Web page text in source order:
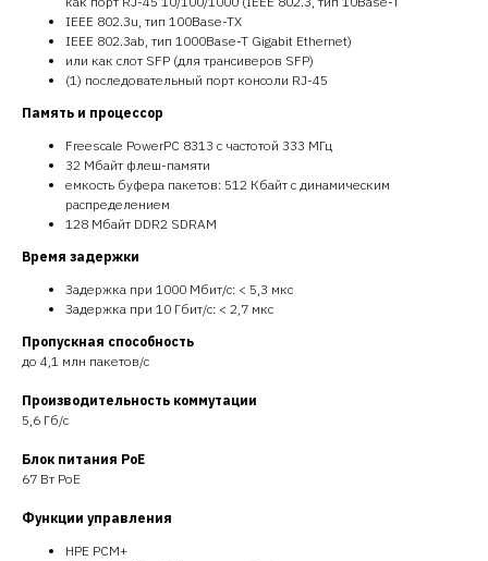
IEEE 802.3u, тип 100Base-TX
IEEE 802.3ab, тип 1000Base-T Gigabit Ethernet)
или как слот SFP (для трансиверов SFP)
(1) последовательный порт консоли RJ-45
Память и процессор
Freescale PowerPC 8313 с частотой 333 МГц
32 Мбайт флеш-памяти
емкость буфера пакетов: 512 Кбайт с динамическим
распределением
128 Мбайт DDR2 SDRAM
Время задержки
Задержка при 1000 Мбит/с: < 5,3 мкс
Задержка при 10 Гбит/с: < 2,7 мкс
Пропускная способность
до 4,1 млн пакетов/с
Производительность коммутации
5,6 Гб/с
Блок питания PoE
67 Вт PoE
Функции управления
HPE PCM+